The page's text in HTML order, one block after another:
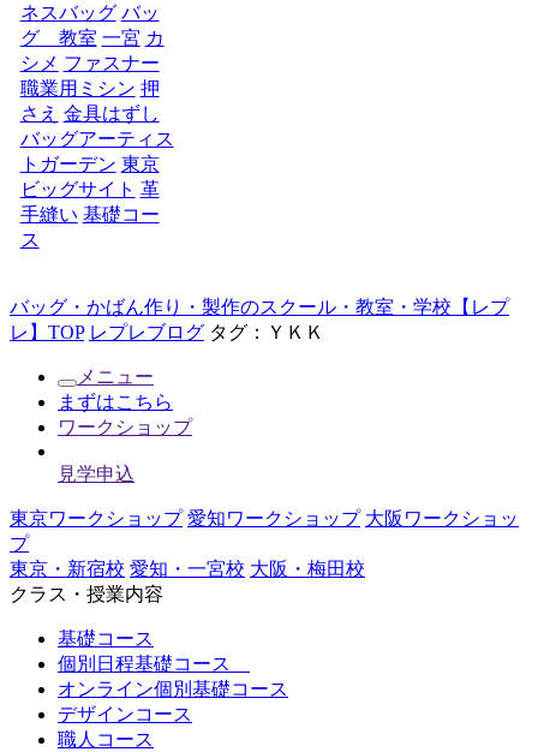
ネスバッグ バッ
グ 教室 一宮 カ
シメ ファスナー
職業用ミシン 押
さえ 金具はずし
バッグアーティス
トガーデン 東京
ビッグサイト 革
手縫い 基礎コー
ス
バッグ・かばん作り・製作のスクール・教室・学校【レプ
レ】TOP レプレブログ タグ：ＹＫＫ
メニュー
まずはこちら
ワークショップ
見学申込
東京ワークショップ 愛知ワークショップ 大阪ワークショッ
プ
東京・新宿校 愛知・一宮校 大阪・梅田校
クラス・授業内容
基礎コース
個別日程基礎コース
オンライン個別基礎コース
デザインコース
職人コース